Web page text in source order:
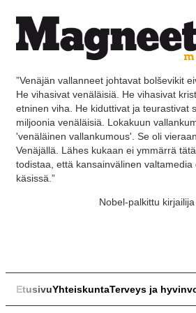
”Venäjän vallanneet johtavat bolševikit
He vihasivat venäläisiä. He vihasivat
etninen viha. He kiduttivat ja teurastivat
miljoonia venäläisiä. Lokakuun
'venäläinen vallankumous'. Se oli
Venäjällä. Lähes kukaan ei ymmärrä
todistaa, että kansainvälinen valtamedia
käsissä.”
Nobel-palkittu
EtusivuYhteiskuntaTerveys ja